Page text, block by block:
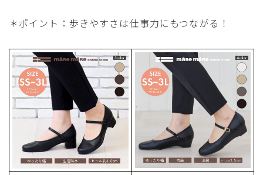
＊ポイント：歩きやすさは仕事力にもつながる！